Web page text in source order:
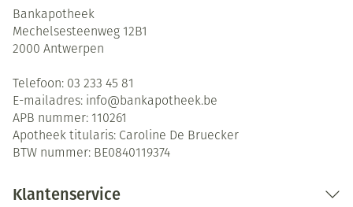
Bankapotheek
Mechelsesteenweg 12B1
2000 Antwerpen
Telefoon: 03 233 45 81
E-mailadres: info@bankapotheek.be
APB nummer: 110261
Apotheek titularis: Caroline De Bruecker
BTW nummer: BE0840119374
Klantenservice